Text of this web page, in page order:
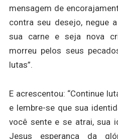
mensagem de
contra seu desejo, negue
sua carne e seja nova
morreu pelos seus
lutas”.
E acrescentou: “Continue
e lembre-se que sua
você sente e se atrai, sua
Jesus esperança da